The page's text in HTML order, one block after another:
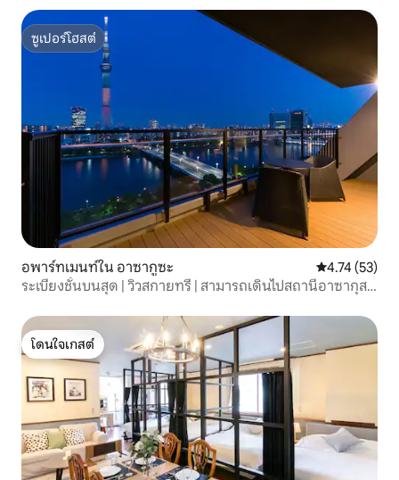
ซูเปอร์โฮสต์
ซูเปอร์โฮสต์
อพาร์ทเมนท์ใน อาซากูซะ คะแนนเฉลี่ย
4.74 (53)
ระเบียงชั้นบนสุด | วิวสกายทรี | สามารถเดินไปสถานีอาซากุสะ
โดนใจเกสต์
โดนใจเกสต์